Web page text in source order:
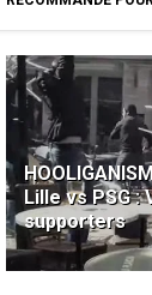
Lille vs PSG
supporters